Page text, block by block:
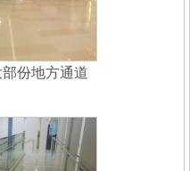
份地方通道